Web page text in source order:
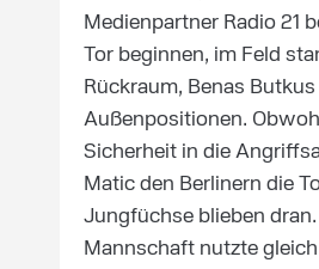
Medienpartner Radio 21
Tor beginnen, im Feld
Rückraum, Benas
Außenpositionen.
Sicherheit in die
Matic den Berlinern die
Jungfüchse blieben
Mannschaft nutzte